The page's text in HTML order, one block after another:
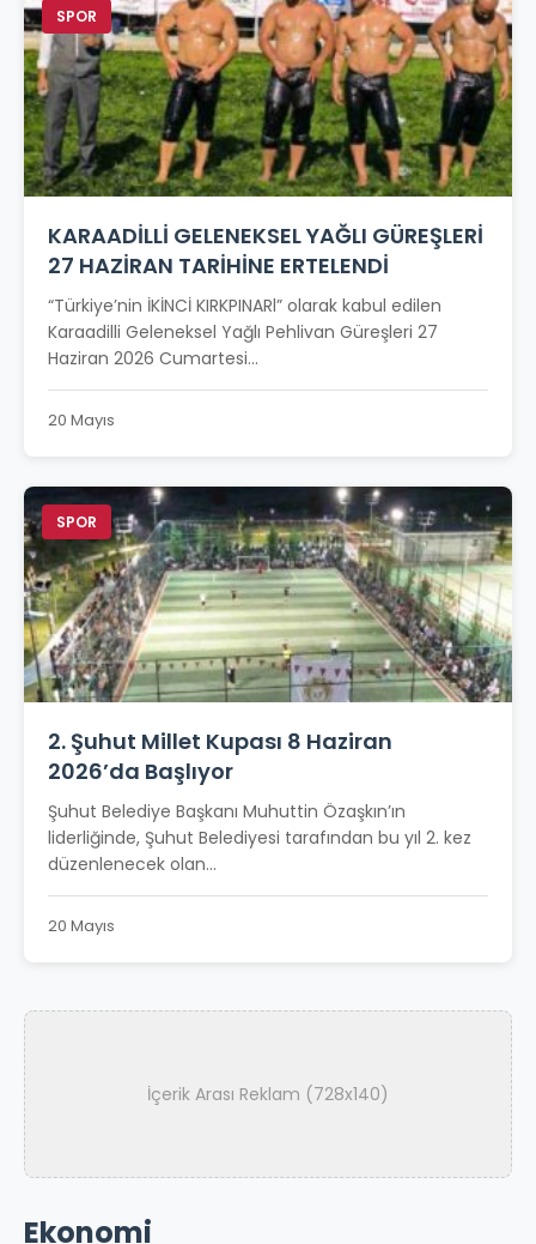
SPOR
KARAADİLLİ GELENEKSEL YAĞLI GÜREŞLERİ
27 HAZİRAN TARİHİNE ERTELENDİ
“Türkiye’nin İKİNCİ KIRKPINARl” olarak kabul edilen
Karaadilli Geleneksel Yağlı Pehlivan Güreşleri 27
Haziran 2026 Cumartesi...
20 Mayıs
SPOR
2. Şuhut Millet Kupası 8 Haziran
2026’da Başlıyor
Şuhut Belediye Başkanı Muhuttin Özaşkın’ın
liderliğinde, Şuhut Belediyesi tarafından bu yıl 2. kez
düzenlenecek olan...
20 Mayıs
İçerik Arası Reklam (728x140)
Ekonomi